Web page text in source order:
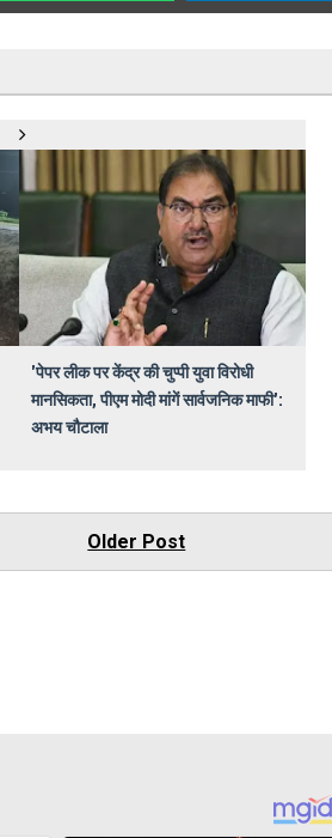
'पेपर लीक पर केंद्र की चुप्पी युवा विरोधी
मानसिकता, पीएम मोदी मांगें सार्वजनिक माफी':
अभय चौटाला
Older Post